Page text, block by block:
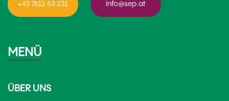
+43 7612 63 231 info@sep.at
MENÜ
ÜBER UNS